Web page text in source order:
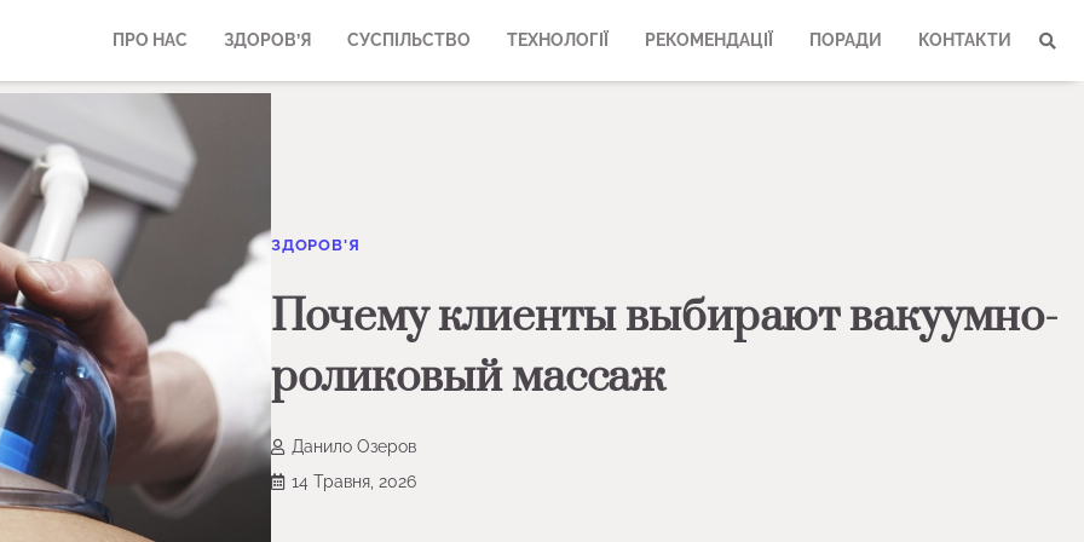
ПРО НАС ЗДОРОВ’Я СУСПІЛЬСТВО ТЕХНОЛОГІЇ РЕКОМЕНДАЦІЇ ПОРАДИ КОНТАКТИ
ЗДОРОВ'Я
Почему клиенты выбирают вакуумно-
роликовый массаж
Данило Озеров
14 Травня, 2026